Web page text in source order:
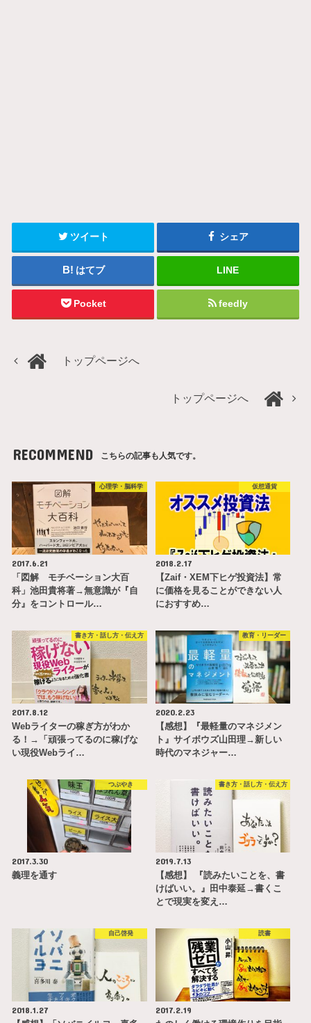
ツイート シェア
はてブ LINE
Pocket feedly
トップページへ
トップページへ
RECOMMEND こちらの記事も人気です。
心理学・脳科学
2017.6.21
「図解 モチベーション大百
科」池田貴将著→無意識が『自
分』をコントロール…
仮想通貨
2018.2.17
【Zaif・XEM下ヒゲ投資法】常
に価格を見ることができない人
におすすめ…
書き方・話し方・伝え方
2017.8.12
Webライターの稼ぎ方がわか
る！→「頑張ってるのに稼げな
い現役Webライ…
教育・リーダー
2020.2.23
【感想】『最軽量のマネジメン
ト』サイボウズ山田理→新しい
時代のマネジャー…
つぶやき
2017.3.30
義理を通す
書き方・話し方・伝え方
2019.7.13
【感想】 『読みたいことを、書
けばいい。』田中泰延→書くこ
とで現実を変え…
自己啓発
2018.1.27
読書
2017.2.19